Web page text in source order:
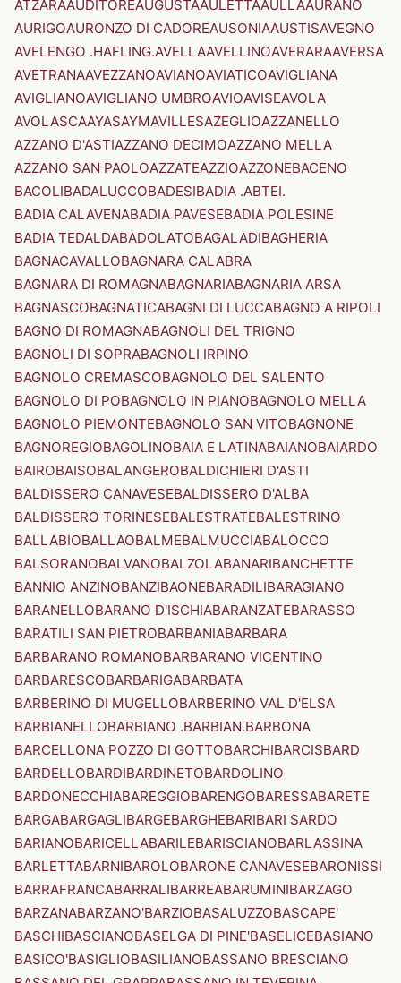
ATZARAAUDITOREAUGUSTAAULETTAAULLAAURANO
AURIGOAURONZO DI CADOREAUSONIAAUSTISAVEGNO
AVELENGO .HAFLING.AVELLAAVELLINOAVERARAAVERSA
AVETRANAAVEZZANOAVIANOAVIATICOAVIGLIANA
AVIGLIANOAVIGLIANO UMBROAVIOAVISEAVOLA
AVOLASCAAYASAYMAVILLESAZEGLIOAZZANELLO
AZZANO D'ASTIAZZANO DECIMOAZZANO MELLA
AZZANO SAN PAOLOAZZATEAZZIOAZZONEBACENO
BACOLIBADALUCCOBADESIBADIA .ABTEI.
BADIA CALAVENABADIA PAVESEBADIA POLESINE
BADIA TEDALDABADOLATOBAGALADIBAGHERIA
BAGNACAVALLOBAGNARA CALABRA
BAGNARA DI ROMAGNABAGNARIABAGNARIA ARSA
BAGNASCOBAGNATICABAGNI DI LUCCABAGNO A RIPOLI
BAGNO DI ROMAGNABAGNOLI DEL TRIGNO
BAGNOLI DI SOPRABAGNOLI IRPINO
BAGNOLO CREMASCOBAGNOLO DEL SALENTO
BAGNOLO DI POBAGNOLO IN PIANOBAGNOLO MELLA
BAGNOLO PIEMONTEBAGNOLO SAN VITOBAGNONE
BAGNOREGIOBAGOLINOBAIA E LATINABAIANOBAIARDO
BAIROBAISOBALANGEROBALDICHIERI D'ASTI
BALDISSERO CANAVESEBALDISSERO D'ALBA
BALDISSERO TORINESEBALESTRATEBALESTRINO
BALLABIOBALLAOBALMEBALMUCCIABALOCCO
BALSORANOBALVANOBALZOLABANARIBANCHETTE
BANNIO ANZINOBANZIBAONEBARADILIBARAGIANO
BARANELLOBARANO D'ISCHIABARANZATEBARASSO
BARATILI SAN PIETROBARBANIABARBARA
BARBARANO ROMANOBARBARANO VICENTINO
BARBARESCOBARBARIGABARBATA
BARBERINO DI MUGELLOBARBERINO VAL D'ELSA
BARBIANELLOBARBIANO .BARBIAN.BARBONA
BARCELLONA POZZO DI GOTTOBARCHIBARCISBARD
BARDELLOBARDIBARDINETOBARDOLINO
BARDONECCHIABAREGGIOBARENGOBARESSABARETE
BARGABARGAGLIBARGEBARGHEBARIBARI SARDO
BARIANOBARICELLABARILEBARISCIANOBARLASSINA
BARLETTABARNIBAROLOBARONE CANAVESEBARONISSI
BARRAFRANCABARRALIBARREABARUMINIBARZAGO
BARZANABARZANO'BARZIOBASALUZZOBASCAPE'
BASCHIBASCIANOBASELGA DI PINE'BASELICEBASIANO
BASICO'BASIGLIOBASILIANOBASSANO BRESCIANO